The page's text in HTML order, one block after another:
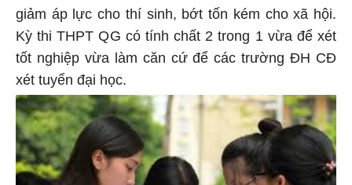
giảm áp lực cho thí sinh, bớt tốn kém cho xã hội.
Kỳ thi THPT QG có tính chất 2 trong 1 vừa để xét
tốt nghiệp vừa làm căn cứ để các trường ĐH CĐ
xét tuyển đại học.